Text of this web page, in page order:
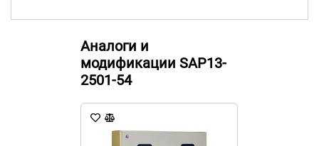
Аналоги и
модификации SAP13-
2501-54